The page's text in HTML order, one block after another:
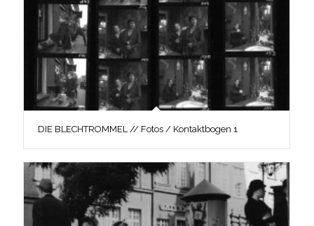
DIE BLECHTROMMEL // Fotos / Kontaktbogen 1